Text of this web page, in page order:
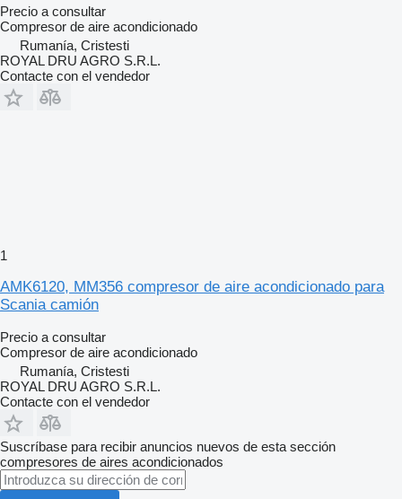
Precio a consultar
Compresor de aire acondicionado
Rumanía, Cristesti
ROYAL DRU AGRO S.R.L.
Contacte con el vendedor
1
AMK6120, MM356 compresor de aire acondicionado para
Scania camión
Precio a consultar
Compresor de aire acondicionado
Rumanía, Cristesti
ROYAL DRU AGRO S.R.L.
Contacte con el vendedor
Suscríbase para recibir anuncios nuevos de esta sección
compresores de aires acondicionados